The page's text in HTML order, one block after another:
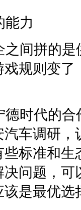
能力
间拼的
规则变
时代的
车调研
标准和
问题，可
是最优选